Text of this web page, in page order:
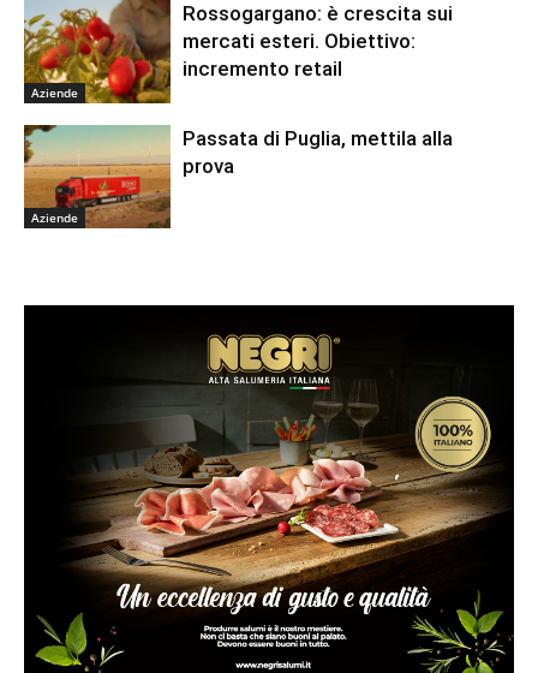
Aziende
Rossogargano: è crescita sui
mercati esteri. Obiettivo:
incremento retail
Aziende
Passata di Puglia, mettila alla
prova